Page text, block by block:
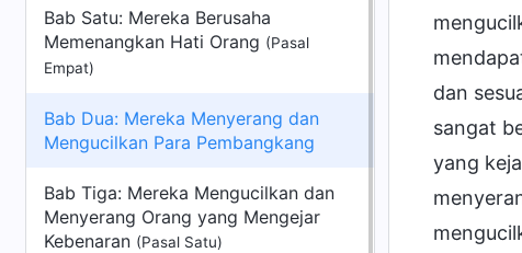
Bab Satu: Mereka Berusaha
Memenangkan Hati Orang (Pasal
Empat)
Bab Dua: Mereka Menyerang dan
Mengucilkan Para Pembangkang
Bab Tiga: Mereka Mengucilkan dan
Menyerang Orang yang Mengejar
Kebenaran (Pasal Satu)
dan
sangat
yang